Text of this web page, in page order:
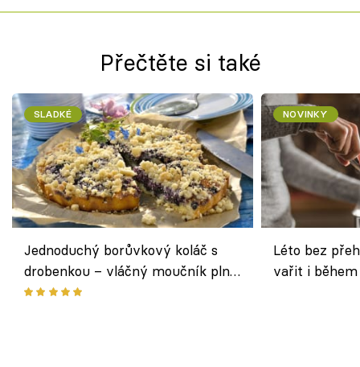
Přečtěte si také
SLADKÉ
Jednoduchý borůvkový koláč s
drobenkou – vláčný moučník plný
ovoce
NOVINKY
Léto bez
vařit i